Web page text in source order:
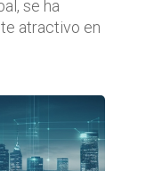
se ha
atractivo en